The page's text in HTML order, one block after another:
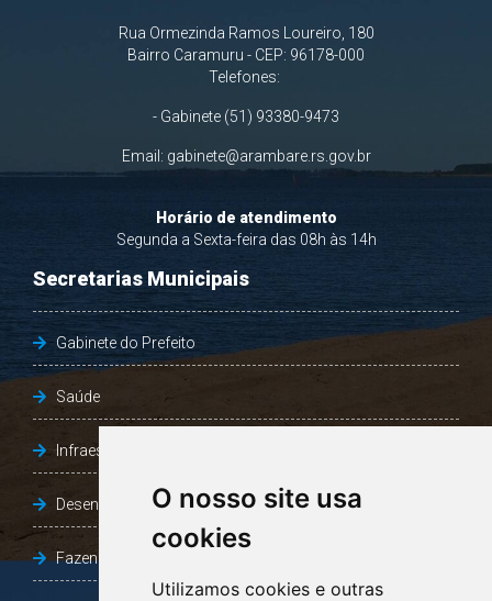
O nosso site usa
cookies
Utilizamos cookies e outras
Rua Ormezinda Ramos Loureiro, 180
Bairro Caramuru - CEP: 96178-000
Telefones:
- Gabinete (51) 93380-9473
Email: gabinete@arambare.rs.gov.br
Horário de atendimento
Segunda a Sexta-feira das 08h às 14h
Secretarias Municipais
Gabinete do Prefeito
Saúde
Infraestrutura, Agricultura e Meio Ambiente
Desenvolvimento Social
Fazenda e Desenvolvimento Econômico